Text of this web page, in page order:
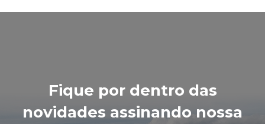
Fique por dentro das
novidades assinando nossa